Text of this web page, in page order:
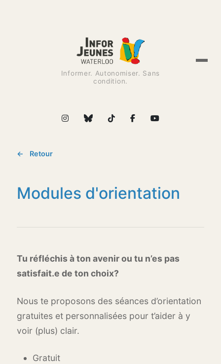
Informer. Autonomiser. Sans
condition.
← Retour
Modules d'orientation
Tu réfléchis à ton avenir ou tu n’es pas
satisfait.e de ton choix?
Nous te proposons des séances d’orientation
gratuites et personnalisées pour t’aider à y
voir (plus) clair.
Gratuit